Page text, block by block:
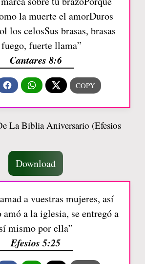
la muerte el amorDuros
los celosSus brasas, brasas
fuerte llama”
Cantares 8:6
Download
a vuestras mujeres, así
a la iglesia, se entregó a
sí mismo por ella”
Efesios 5:25